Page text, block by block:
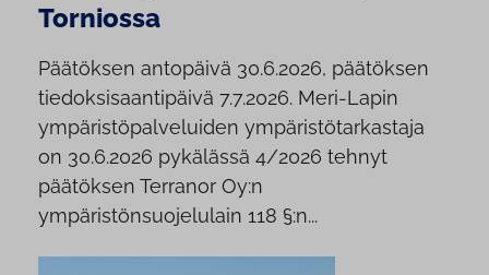
Torniossa
Päätöksen antopäivä 30.6.2026, päätöksen
tiedoksisaantipäivä 7.7.2026. Meri-Lapin
ympäristöpalveluiden ympäristötarkastaja
on 30.6.2026 pykälässä 4/2026 tehnyt
päätöksen Terranor Oy:n
ympäristönsuojelulain 118 §:n...